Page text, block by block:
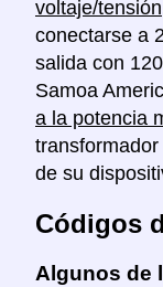
voltaje/tensión
conectarse a
salida con
Samoa
a la potencia
de su
Códigos
Algunos de